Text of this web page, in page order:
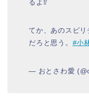
るよ⁉️
てか、あのスピ
だろと思う。 #小
— おとさわ愛